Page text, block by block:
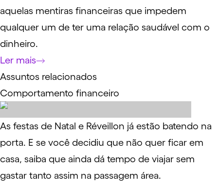
aquelas mentiras financeiras que impedem
qualquer um de ter uma relação saudável com o
dinheiro.
Ler mais
Assuntos relacionados
Comportamento financeiro
As festas de Natal e Réveillon já estão batendo na
porta. E se você decidiu que não quer ficar em
casa, saiba que ainda dá tempo de viajar sem
gastar tanto assim na passagem área.